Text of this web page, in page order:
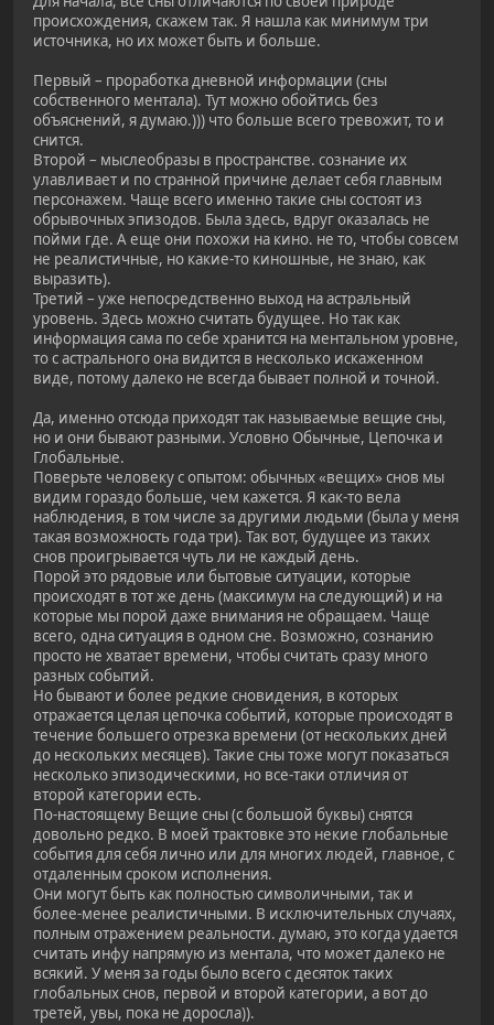
происхождения, скажем так. Я нашла как минимум три
источника, но их может быть и больше.
Первый – проработка дневной информации (сны
собственного ментала). Тут можно обойтись без
объяснений, я думаю.))) что больше всего тревожит, то и
снится.
Второй – мыслеобразы в пространстве. сознание их
улавливает и по странной причине делает себя главным
персонажем. Чаще всего именно такие сны состоят из
обрывочных эпизодов. Была здесь, вдруг оказалась не
пойми где. А еще они похожи на кино. не то, чтобы совсем
не реалистичные, но какие-то киношные, не знаю, как
выразить).
Третий – уже непосредственно выход на астральный
уровень. Здесь можно считать будущее. Но так как
информация сама по себе хранится на ментальном уровне,
то с астрального она видится в несколько искаженном
виде, потому далеко не всегда бывает полной и точной.
Да, именно отсюда приходят так называемые вещие сны,
но и они бывают разными. Условно Обычные, Цепочка и
Глобальные.
Поверьте человеку с опытом: обычных «вещих» снов мы
видим гораздо больше, чем кажется. Я как-то вела
наблюдения, в том числе за другими людьми (была у меня
такая возможность года три). Так вот, будущее из таких
снов проигрывается чуть ли не каждый день.
Порой это рядовые или бытовые ситуации, которые
происходят в тот же день (максимум на следующий) и на
которые мы порой даже внимания не обращаем. Чаще
всего, одна ситуация в одном сне. Возможно, сознанию
просто не хватает времени, чтобы считать сразу много
разных событий.
Но бывают и более редкие сновидения, в которых
отражается целая цепочка событий, которые происходят в
течение большего отрезка времени (от нескольких дней
до нескольких месяцев). Такие сны тоже могут показаться
несколько эпизодическими, но все-таки отличия от
второй категории есть.
По-настоящему Вещие сны (с большой буквы) снятся
довольно редко. В моей трактовке это некие глобальные
события для себя лично или для многих людей, главное, с
отдаленным сроком исполнения.
Они могут быть как полностью символичными, так и
более-менее реалистичными. В исключительных случаях,
полным отражением реальности. думаю, это когда удается
считать инфу напрямую из ментала, что может далеко не
всякий. У меня за годы было всего с десяток таких
глобальных снов, первой и второй категории, а вот до
третей, увы, пока не доросла)).